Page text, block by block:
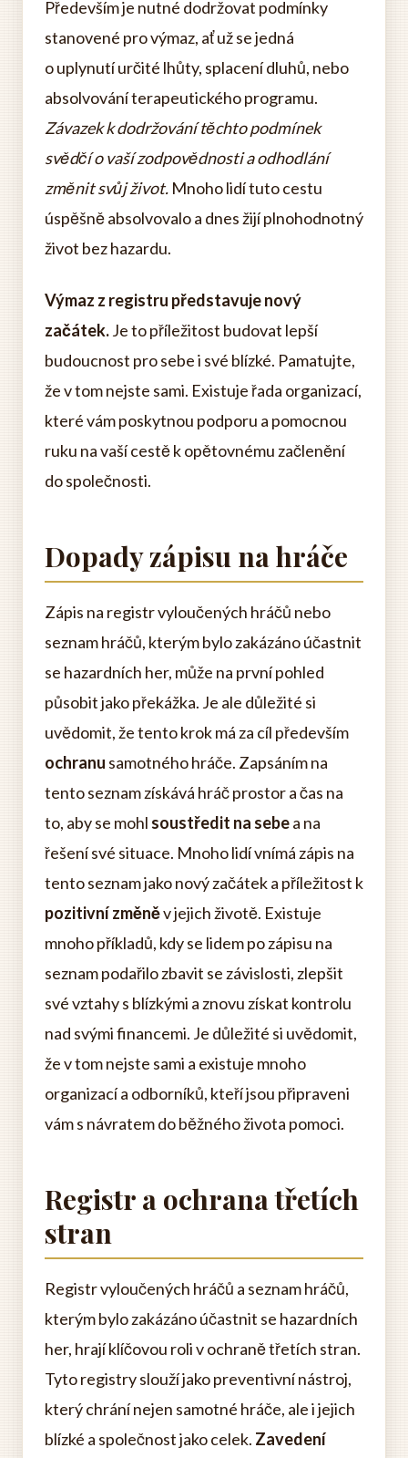
Především je nutné dodržovat podmínky
stanovené pro výmaz, ať už se jedná
o uplynutí určité lhůty, splacení dluhů, nebo
absolvování terapeutického programu.
Závazek k dodržování těchto podmínek
svědčí o vaší zodpovědnosti a odhodlání
změnit svůj život. Mnoho lidí tuto cestu
úspěšně absolvovalo a dnes žijí plnohodnotný
život bez hazardu.
Výmaz z registru představuje nový
začátek.Je to příležitost budovat lepší
budoucnost pro sebe i své blízké. Pamatujte,
že v tom nejste sami. Existuje řada organizací,
které vám poskytnou podporu a pomocnou
ruku na vaší cestě k opětovnému začlenění
do společnosti.
Dopady zápisu na hráče
Zápis na registr vyloučených hráčů nebo
seznam hráčů, kterým bylo zakázáno účastnit
se hazardních her, může na první pohled
působit jako překážka. Je ale důležité si
uvědomit, že tento krok má za cíl především
ochranu samotného hráče. Zapsáním na
tento seznam získává hráč prostor a čas na
to, aby se mohl soustředit na sebea na
řešení své situace. Mnoho lidí vnímá zápis na
tento seznam jako nový začátek a příležitost k
pozitivní změněv jejich životě. Existuje
mnoho příkladů, kdy se lidem po zápisu na
seznam podařilo zbavit se závislosti, zlepšit
své vztahy s blízkými a znovu získat kontrolu
nad svými financemi. Je důležité si uvědomit,
že v tom nejste sami a existuje mnoho
organizací a odborníků, kteří jsou připraveni
vám s návratem do běžného života pomoci.
Registr a ochrana třetích
stran
Registr vyloučených hráčů a seznam hráčů,
kterým bylo zakázáno účastnit se hazardních
her, hrají klíčovou roli v ochraně třetích stran.
Tyto registry slouží jako preventivní nástroj,
který chrání nejen samotné hráče, ale i jejich
blízké a společnost jako celek. Zavedení